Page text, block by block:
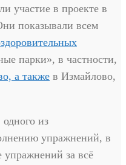
участие в проекте в
показывали всем
парки», в частности,
а также в Измайлово,
из
упражнений, в
за всё